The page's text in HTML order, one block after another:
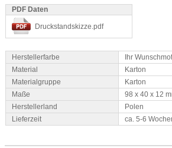
PDF Daten
Druckstandskizze.pdf
Herstellerfarbe
Ihr
Material
Karton
Materialgruppe
Karton
Maße
98 x 40 x 12
Herstellerland
Polen
Lieferzeit
ca. 5-6